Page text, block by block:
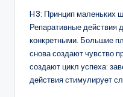
H3: Принцип маленьких
Репаративные действия
конкретными. Большие
снова создают чувство
создают цикл успеха:
действия стимулирует